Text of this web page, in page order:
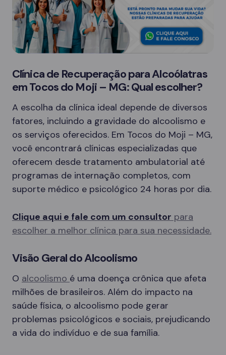
Clínica de Recuperação para Alcoólatras
em Tocos do Moji – MG: Qual escolher?
A escolha da clínica ideal depende de diversos
fatores, incluindo a gravidade do alcoolismo e
os serviços oferecidos. Em Tocos do Moji – MG,
você encontrará clínicas especializadas que
oferecem desde tratamento ambulatorial até
programas de internação completos, com
suporte médico e psicológico 24 horas por dia.
Clique aqui e fale com um consultor para
escolher a melhor clínica para sua necessidade.
Visão Geral do Alcoolismo
O alcoolismo é uma doença crônica que afeta
milhões de brasileiros. Além do impacto na
saúde física, o alcoolismo pode gerar
problemas psicológicos e sociais, prejudicando
a vida do indivíduo e de sua família.